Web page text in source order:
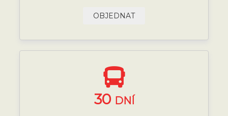
OBJEDNAT
30 DNÍ